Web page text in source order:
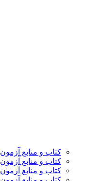
کتاب و منابع آزمون IMAT آیمت ایتالیا
کتاب و منابع آزمون BMAT انگلستان
کتاب و منابع آزمون USMLE آمریکا